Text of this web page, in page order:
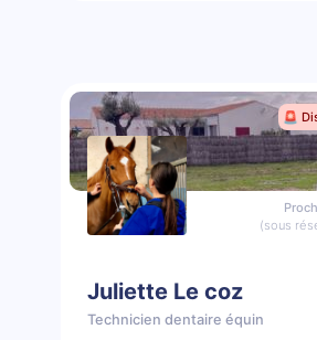
🚨
(sous
Juliette Le coz
Technicien dentaire équin